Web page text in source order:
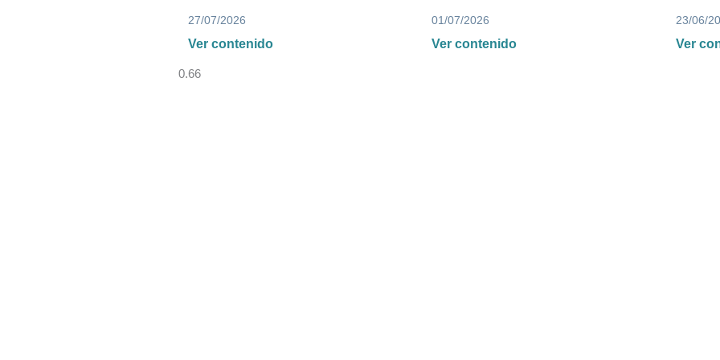
27/07/2026
Ver contenido
01/07/2026
Ver contenido
23/06/
Ver